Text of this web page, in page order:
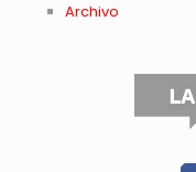
Archivo